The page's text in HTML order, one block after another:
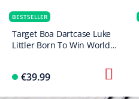
BESTSELLER
Target Boa Dartcase Luke
Littler Born To Win World
€39.99